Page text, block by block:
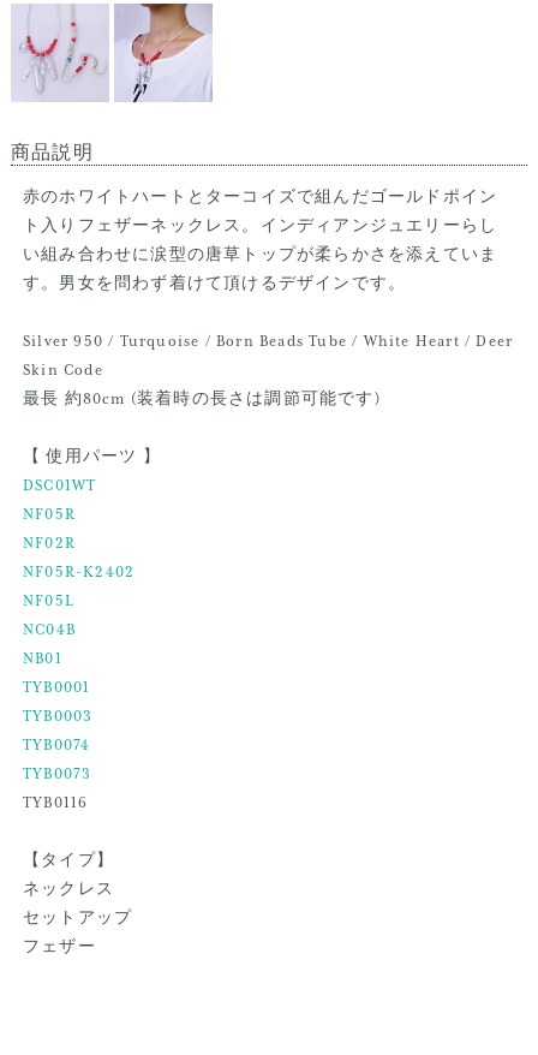
商品説明
赤のホワイトハートとターコイズで組んだゴールドポイン
ト入りフェザーネックレス。インディアンジュエリーらし
い組み合わせに涙型の唐草トップが柔らかさを添えていま
す。男女を問わず着けて頂けるデザインです。
Silver 950 / Turquoise / Born Beads Tube / White Heart / Deer
Skin Code
最長 約80cm (装着時の長さは調節可能です)
【 使用パーツ 】
DSC01WT
NF05R
NF02R
NF05R-K2402
NF05L
NC04B
NB01
TYB0001
TYB0003
TYB0074
TYB0073
TYB0116
【タイプ】
ネックレス
セットアップ
フェザー